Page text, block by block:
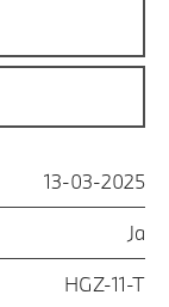
13-03-2025
Ja
HGZ-11-T